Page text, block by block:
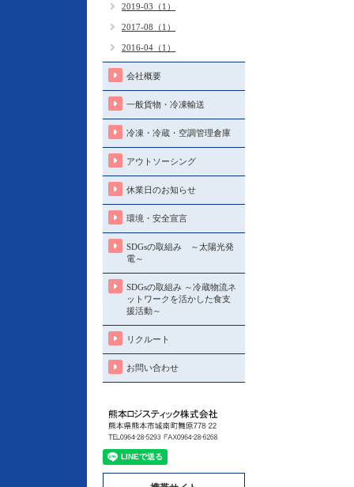
2019-03（1）
2017-08（1）
2016-04（1）
会社概要
一般貨物・冷凍輸送
冷凍・冷蔵・空調管理倉庫
アウトソーシング
休業日のお知らせ
環境・安全宣言
SDGsの取組み ～太陽光発
電～
SDGsの取組み ～冷蔵物流ネ
ットワークを活かした食支
援活動～
リクルート
お問い合わせ